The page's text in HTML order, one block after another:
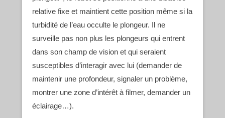
relative fixe et maintient cette position même si la
turbidité de l’eau occulte le plongeur. Il ne
surveille pas non plus les plongeurs qui entrent
dans son champ de vision et qui seraient
susceptibles d’interagir avec lui (demander de
maintenir une profondeur, signaler un problème,
montrer une zone d’intérêt à filmer, demander un
éclairage…).